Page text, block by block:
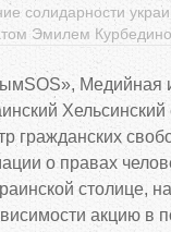
солидарности
Эмилем
», Медийная
гражданских
о правах
столице, на
акцию в